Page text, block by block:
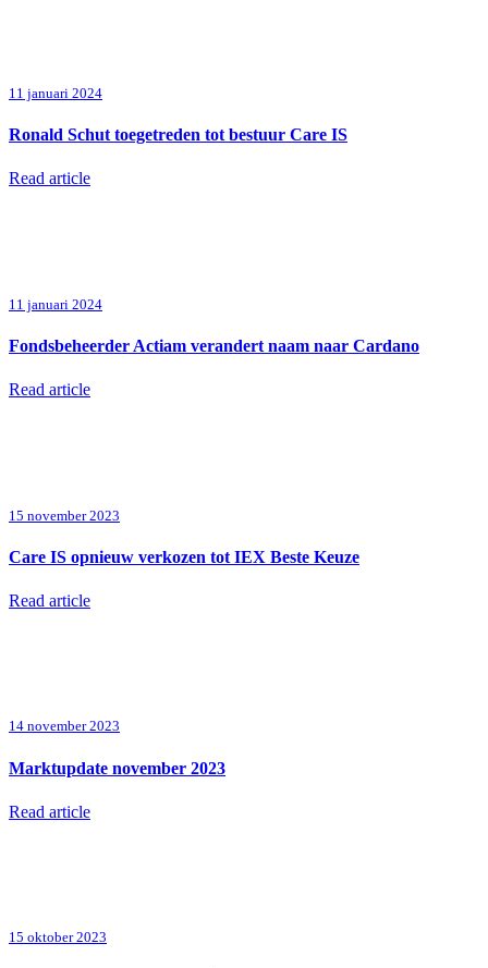
11 januari 2024
Ronald Schut toegetreden tot bestuur Care IS
Read article
11 januari 2024
Fondsbeheerder Actiam verandert naam naar Cardano
Read article
15 november 2023
Care IS opnieuw verkozen tot IEX Beste Keuze
Read article
14 november 2023
Marktupdate november 2023
Read article
15 oktober 2023